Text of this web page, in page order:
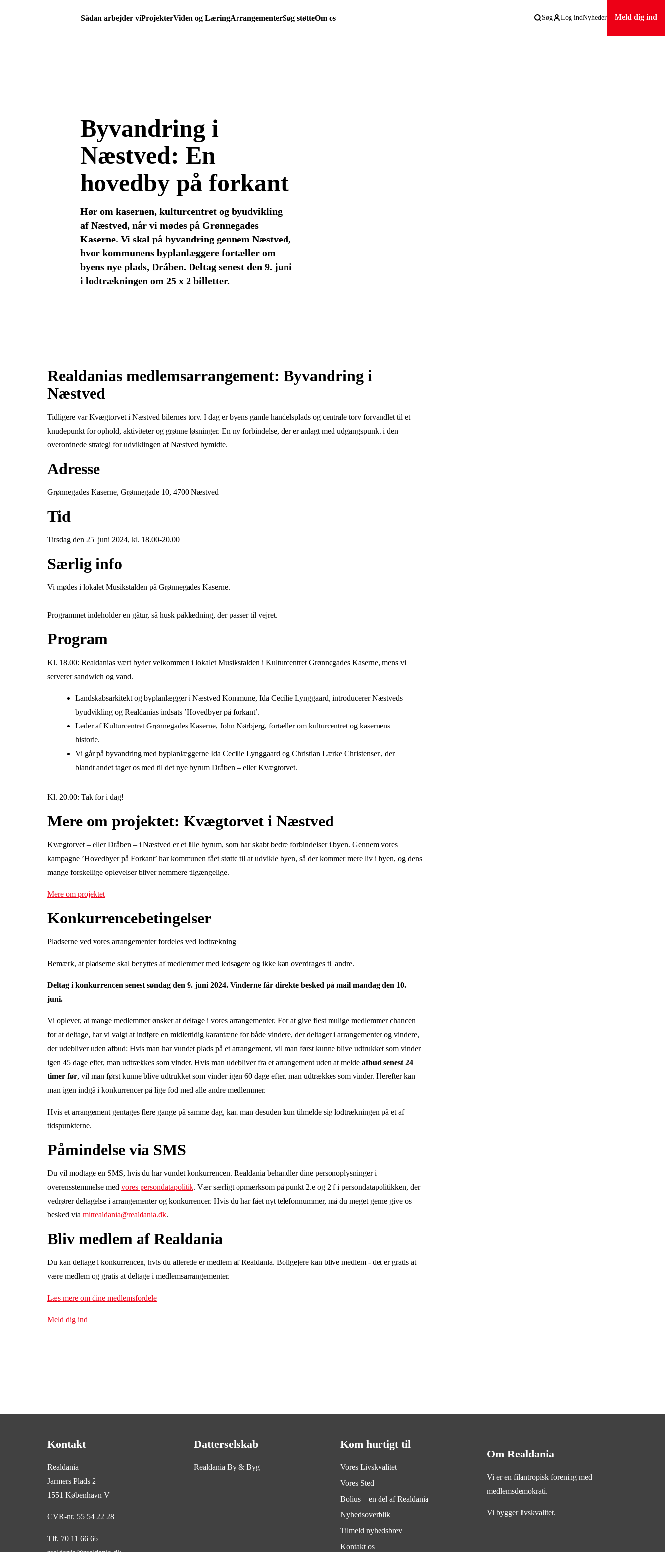
Sådan arbejder viProjekterViden og LæringArrangementerSøg støtteOm os Søg Log indNyheder Meld dig ind
Byvandring i
Næstved: En
hovedby på forkant
Hør om kasernen, kulturcentret og byudvikling
af Næstved, når vi mødes på Grønnegades
Kaserne. Vi skal på byvandring gennem Næstved,
hvor kommunens byplanlæggere fortæller om
byens nye plads, Dråben. Deltag senest den 9. juni
Realdanias medlemsarrangement: Byvandring i
Næstved
Tidligere var Kvægtorvet i Næstved bilernes torv. I dag er byens gamle handelsplads og centrale torv forvandlet til et
knudepunkt for ophold, aktiviteter og grønne løsninger. En ny forbindelse, der er anlagt med udgangspunkt i den
overordnede strategi for udviklingen af Næstved bymidte.
Adresse
Grønnegades Kaserne, Grønnegade 10, 4700 Næstved
Tid
Tirsdag den 25. juni 2024, kl. 18.00-20.00
Særlig info
Vi mødes i lokalet Musikstalden på Grønnegades Kaserne.
Programmet indeholder en gåtur, så husk påklædning, der passer til vejret.
Program
Kl. 18.00: Realdanias vært byder velkommen i lokalet Musikstalden i Kulturcentret Grønnegades Kaserne, mens vi
serverer sandwich og vand.
Landskabsarkitekt og byplanlægger i Næstved Kommune, Ida Cecilie Lynggaard, introducerer Næstveds
byudvikling og Realdanias indsats ’Hovedbyer på forkant’.
Leder af Kulturcentret Grønnegades Kaserne, John Nørbjerg, fortæller om kulturcentret og kasernens
historie.
Vi går på byvandring med byplanlæggerne Ida Cecilie Lynggaard og Christian Lærke Christensen, der
blandt andet tager os med til det nye byrum Dråben – eller Kvægtorvet.
Kl. 20.00: Tak for i dag!
Mere om projektet: Kvægtorvet i Næstved
Kvægtorvet – eller Dråben – i Næstved er et lille byrum, som har skabt bedre forbindelser i byen. Gennem vores
kampagne ’Hovedbyer på Forkant’ har kommunen fået støtte til at udvikle byen, så der kommer mere liv i byen, og dens
mange forskellige oplevelser bliver nemmere tilgængelige.
Mere om projektet
Konkurrencebetingelser
Pladserne ved vores arrangementer fordeles ved lodtrækning.
Bemærk, at pladserne skal benyttes af medlemmer med ledsagere og ikke kan overdrages til andre.
Deltag i konkurrencen senest søndag den 9. juni 2024. Vinderne får direkte besked på mail mandag den 10.
juni.
Vi oplever, at mange medlemmer ønsker at deltage i vores arrangementer. For at give flest mulige medlemmer chancen
for at deltage, har vi valgt at indføre en midlertidig karantæne for både vindere, der deltager i arrangementer og vindere,
der udebliver uden afbud: Hvis man har vundet plads på et arrangement, vil man først kunne blive udtrukket som vinder
igen 45 dage efter, man udtrækkes som vinder. Hvis man udebliver fra et arrangement uden at melde afbud senest 24
timer før, vil man først kunne blive udtrukket som vinder igen 60 dage efter, man udtrækkes som vinder. Herefter kan
man igen indgå i konkurrencer på lige fod med alle andre medlemmer.
Hvis et arrangement gentages flere gange på samme dag, kan man desuden kun tilmelde sig lodtrækningen på et af
tidspunkterne.
Påmindelse via SMS
Du vil modtage en SMS, hvis du har vundet konkurrencen. Realdania behandler dine personoplysninger i
overensstemmelse med vores persondatapolitik. Vær særligt opmærksom på punkt 2.e og 2.f i persondatapolitikken, der
vedrører deltagelse i arrangementer og konkurrencer. Hvis du har fået nyt telefonnummer, må du meget gerne give os
besked via mitrealdania@realdania.dk.
Bliv medlem af Realdania
Du kan deltage i konkurrencen, hvis du allerede er medlem af Realdania. Boligejere kan blive medlem - det er gratis at
være medlem og gratis at deltage i medlemsarrangementer.
Læs mere om dine medlemsfordele
Meld dig ind
Kontakt
Realdania
Jarmers Plads 2
1551 København V
CVR-nr. 55 54 22 28
Tlf. 70 11 66 66
Datterselskab
Realdania By & Byg
Kom hurtigt til
Vores Livskvalitet
Vores Sted
Bolius – en del af Realdania
Nyhedsoverblik
Tilmeld nyhedsbrev
Kontakt os
Om Realdania
Vi er en filantropisk forening med
medlemsdemokrati.
Vi bygger livskvalitet.